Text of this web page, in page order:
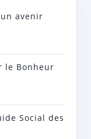
avenir
le Bonheur
Social des